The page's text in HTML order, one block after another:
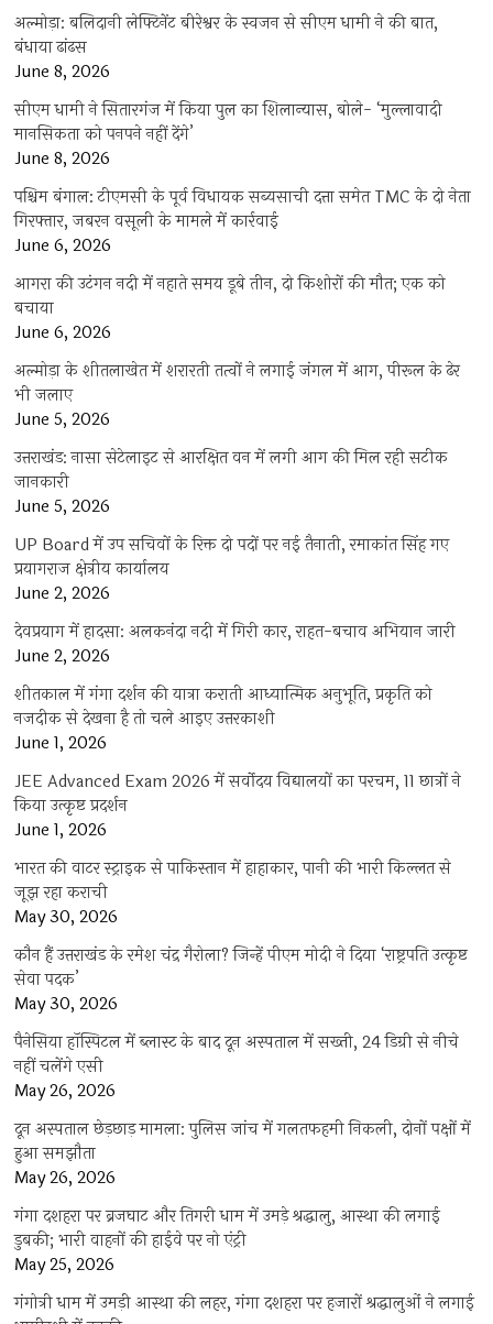
अल्मोड़ा: बलिदानी लेफ्टिनेंट बीरेश्वर के स्वजन से सीएम धामी ने की बात,
बंधाया ढांढस
June 8, 2026
सीएम धामी ने सितारगंज में किया पुल का शिलान्यास, बोले- ‘मुल्लावादी
मानसिकता को पनपने नहीं देंगे’
June 8, 2026
पश्चिम बंगाल: टीएमसी के पूर्व विधायक सब्यसाची दत्ता समेत TMC के दो नेता
गिरफ्तार, जबरन वसूली के मामले में कार्रवाई
June 6, 2026
आगरा की उटंगन नदी में नहाते समय डूबे तीन, दो किशोरों की मौत; एक को
बचाया
June 6, 2026
अल्मोड़ा के शीतलाखेत में शरारती तत्वों ने लगाई जंगल में आग, पीरूल के ढेर
भी जलाए
June 5, 2026
उत्तराखंड: नासा सेटेलाइट से आरक्षित वन में लगी आग की मिल रही सटीक
जानकारी
June 5, 2026
UP Board में उप सचिवों के रिक्त दो पदों पर नई तैनाती, रमाकांत सिंह गए
प्रयागराज क्षेत्रीय कार्यालय
June 2, 2026
देवप्रयाग में हादसा: अलकनंदा नदी में गिरी कार, राहत-बचाव अभियान जारी
June 2, 2026
शीतकाल में गंगा दर्शन की यात्रा कराती आध्यात्मिक अनुभूति, प्रकृति को
नजदीक से देखना है तो चले आइए उत्तरकाशी
June 1, 2026
JEE Advanced Exam 2026 में सर्वोदय विद्यालयों का परचम, 11 छात्रों ने
किया उत्कृष्ट प्रदर्शन
June 1, 2026
भारत की वाटर स्ट्राइक से पाकिस्तान में हाहाकार, पानी की भारी किल्लत से
जूझ रहा कराची
May 30, 2026
कौन हैं उत्तराखंड के रमेश चंद्र गैरोला? जिन्हें पीएम मोदी ने दिया ‘राष्ट्रपति उत्कृष्ट
सेवा पदक’
May 30, 2026
पैनेसिया हॉस्पिटल में ब्लास्ट के बाद दून अस्पताल में सख्ती, 24 डिग्री से नीचे
नहीं चलेंगे एसी
May 26, 2026
दून अस्पताल छेड़छाड़ मामला: पुलिस जांच में गलतफहमी निकली, दोनों पक्षों में
हुआ समझौता
May 26, 2026
गंगा दशहरा पर ब्रजघाट और तिगरी धाम में उमड़े श्रद्धालु, आस्था की लगाई
डुबकी; भारी वाहनों की हाईवे पर नो एंट्री
May 25, 2026
गंगोत्री धाम में उमड़ी आस्था की लहर, गंगा दशहरा पर हजारों श्रद्धालुओं ने लगाई